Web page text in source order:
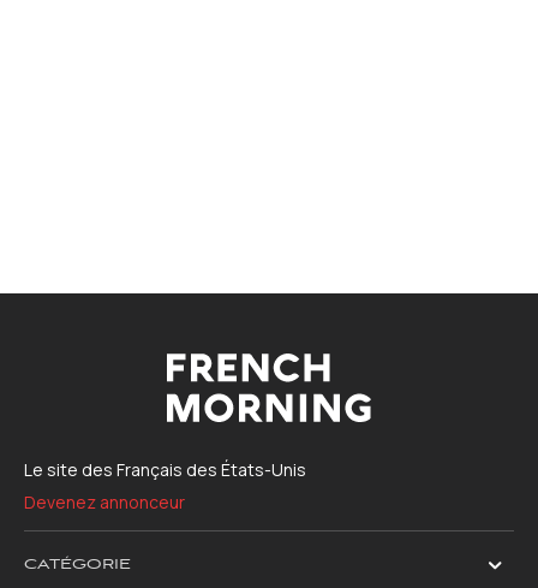
Le site des Français des États-Unis
Devenez annonceur
CATÉGORIE